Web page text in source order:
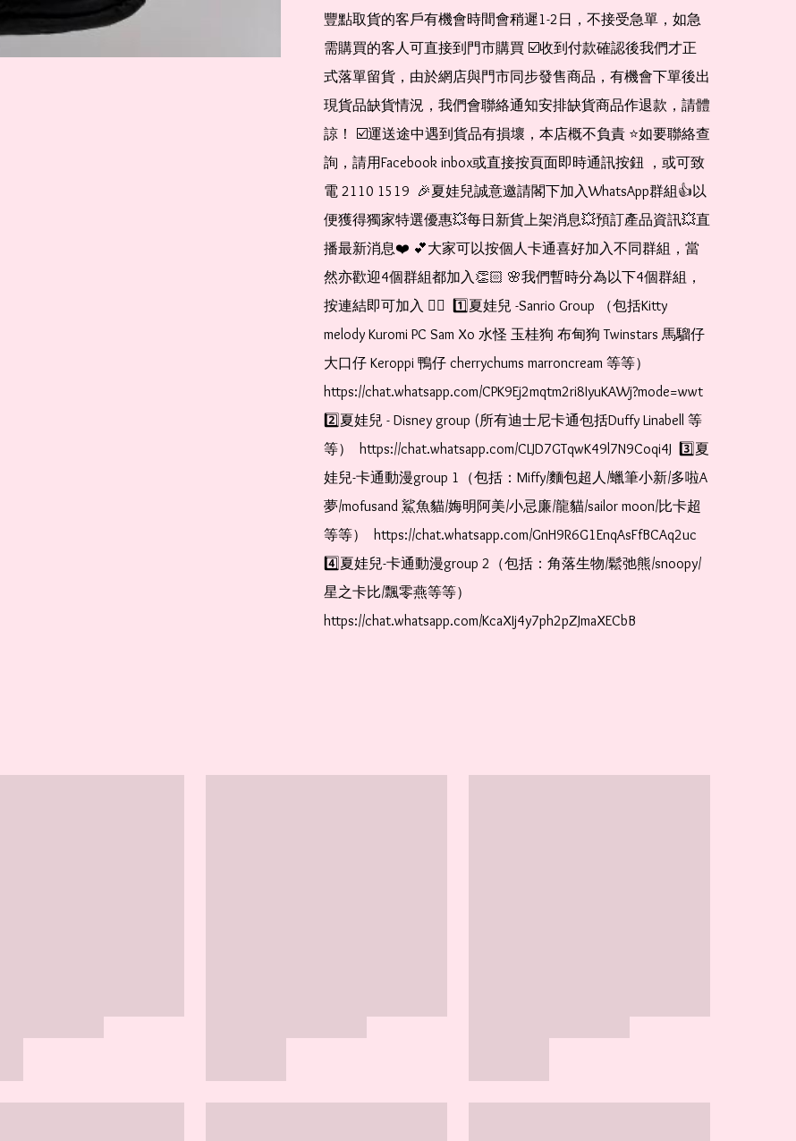
豐點取貨的客戶有機會時間會稍遲1-2日，不接受急單，如急
需購買的客人可直接到門市購買 ☑️收到付款確認後我們才正
式落單留貨，由於網店與門市同步發售商品，有機會下單後出
現貨品缺貨情況，我們會聯絡通知安排缺貨商品作退款，請體
諒！ ☑️運送途中遇到貨品有損壞，本店概不負責 ⭐️如要聯絡查
詢，請用Facebook inbox或直接按頁面即時通訊按鈕 ，或可致
電 2110 1519  🎉夏娃兒誠意邀請閣下加入WhatsApp群組👍以
便獲得獨家特選優惠💥每日新貨上架消息💥預訂產品資訊💥直
播最新消息❤️ 💕大家可以按個人卡通喜好加入不同群組，當
然亦歡迎4個群組都加入👏🏻 🌸我們暫時分為以下4個群組，
按連結即可加入 👇🏻  1️⃣夏娃兒 -Sanrio Group （包括Kitty
melody Kuromi PC Sam Xo 水怪 玉桂狗 布甸狗 Twinstars 馬騮仔
大口仔 Keroppi 鴨仔 cherrychums marroncream 等等）
https://chat.whatsapp.com/CPK9Ej2mqtm2ri8IyuKAWj?mode=wwt
2️⃣夏娃兒 - Disney group (所有迪士尼卡通包括Duffy Linabell 等
等）  https://chat.whatsapp.com/CLJD7GTqwK49l7N9Coqi4J  3️⃣夏
娃兒-卡通動漫group 1（包括：Miffy/麵包超人/蠟筆小新/多啦A
夢/mofusand 鯊魚貓/娒明阿美/小忌廉/龍貓/sailor moon/比卡超
等等）  https://chat.whatsapp.com/GnH9R6G1EnqAsFfBCAq2uc
4️⃣夏娃兒-卡通動漫group 2（包括：角落生物/鬆弛熊/snoopy/
星之卡比/飄零燕等等）
https://chat.whatsapp.com/KcaXIj4y7ph2pZJmaXECbB